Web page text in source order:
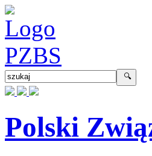
Polski